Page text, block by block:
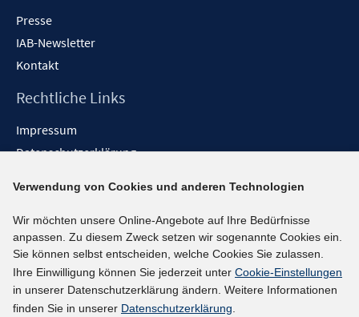
Presse
IAB-Newsletter
Kontakt
Rechtliche Links
Impressum
Datenschutzerklärung
Barrieren melden
Social-Media-Kanäle
BlueSky
YouTube
LinkedIn
Verwendung von Cookies und anderen Technologien
Wir möchten unsere Online-Angebote auf Ihre Bedürfnisse
anpassen. Zu diesem Zweck setzen wir sogenannte Cookies ein.
Sie können selbst entscheiden, welche Cookies Sie zulassen.
Ihre Einwilligung können Sie jederzeit unter Cookie-Einstellungen
in unserer Datenschutzerklärung ändern. Weitere Informationen
finden Sie in unserer Datenschutzerklärung.